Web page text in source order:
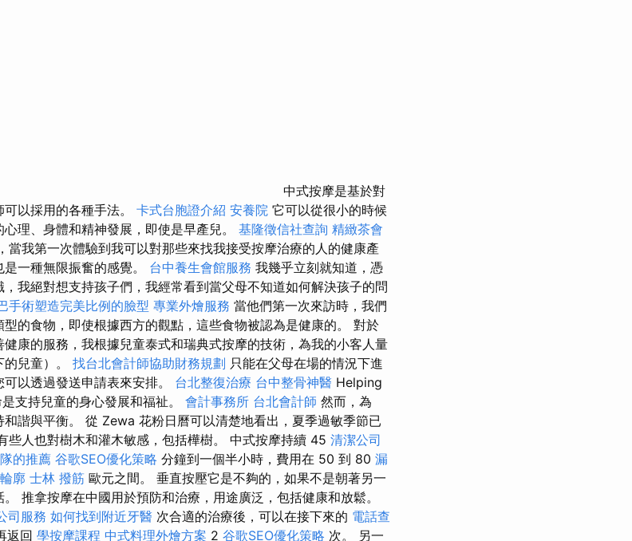
中式按摩是基於對
以採用的各種手法。 卡式台胞證介紹 安養院 它可以從很小的時候
理、身體和精神發展，即使是早產兒。 基隆徵信社查詢 精緻茶會
當我第一次體驗到我可以對那些來找我接受按摩治療的人的健康產
一種無限振奮的感覺。 台中養生會館服務 我幾乎立刻就知道，憑
我絕對想支持孩子們，我經常看到當父母不知道如何解決孩子的問
手術塑造完美比例的臉型 專業外燴服務 當他們第一次來訪時，我們
的食物，即使根據西方的觀點，這些食物被認為是健康的。 對於
康的服務，我根據兒童泰式和瑞典式按摩的技術，為我的小客人量
兒童）。 找台北會計師協助財務規劃 只能在父母在場的情況下進
以透過發送申請表來安排。 台北整復治療 台中整骨神醫 Helping
支持兒童的身心發展和福祉。 會計事務所 台北會計師 然而，為
諧與平衡。 從 Zewa 花粉日曆可以清楚地看出，夏季過敏季節已
些人也對樹木和灌木敏感，包括樺樹。 中式按摩持續 45 清潔公司
的推薦 谷歌SEO優化策略 分鐘到一個半小時​​，費用在 50 到 80 漏
廓 士林 撥筋 歐元之間。 垂直按壓它是不夠的，如果不是朝著另一
推拿按摩在中國用於預防和治療，用途廣泛，包括健康和放鬆。
司服務 如何找到附近牙醫 次合適的治療後，可以在接下來的 電話查
返回 學按摩課程 中式料理外燴方案 2 谷歌SEO優化策略 次。 另一